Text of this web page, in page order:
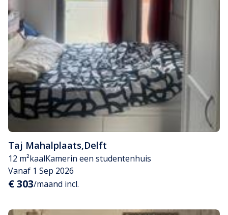
Taj Mahalplaats,Delft
12 m²kaalKamerin een studentenhuis
Vanaf 1 Sep 2026
€ 303/maand incl.